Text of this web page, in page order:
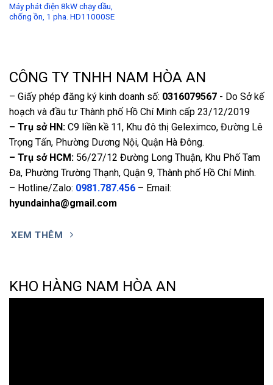
Máy phát điện 8kW chạy dầu,
chống ồn, 1 pha. HD11000SE
CÔNG TY TNHH NAM HÒA AN
– Giấy phép đăng ký kinh doanh số: 0316079567 - Do Sở kế
hoạch và đầu tư Thành phố Hồ Chí Minh cấp 23/12/2019
– Trụ sở HN: C9 liền kề 11, Khu đô thị Geleximco, Đường Lê
Trọng Tấn, Phường Dương Nội, Quận Hà Đông.
– Trụ sở HCM: 56/27/12 Đường Long Thuận, Khu Phố Tam
Đa, Phường Trường Thạnh, Quận 9, Thành phố Hồ Chí Minh.
– Hotline/Zalo: 0981.787.456 – Email:
hyundainha@gmail.com
XEM THÊM
KHO HÀNG NAM HÒA AN